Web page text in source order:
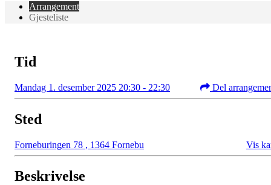
Arrangement
Gjesteliste
Tid
Mandag 1. desember 2025 20:30 - 22:30 Del
Sted
Forneburingen 78 , 1364 Fornebu Vis
Beskrivelse